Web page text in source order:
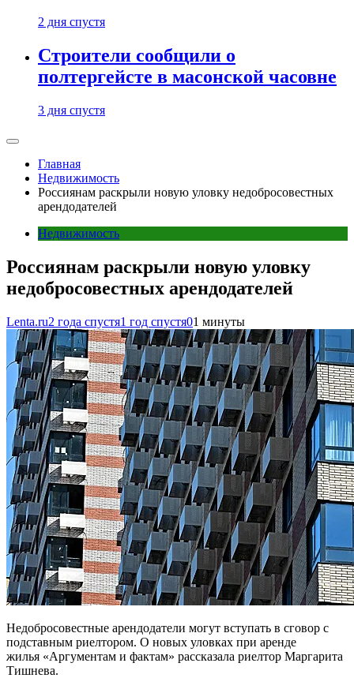
2 дня спустя
Строители сообщили о
полтергейсте в масонской часовне
3 дня спустя
Главная
Недвижимость
Россиянам раскрыли новую уловку недобросовестных
арендодателей
Недвижимость
Россиянам раскрыли новую уловку
недобросовестных арендодателей
Lenta.ru2 года спустя1 год спустя01 минуты
Недобросовестные арендодатели могут вступать в сговор с
подставным риелтором. О новых уловках при аренде
жилья «Аргументам и фактам» рассказала риелтор Маргарита
Тишнева.